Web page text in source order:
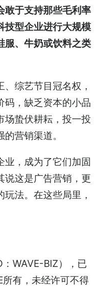
敢于支持那些毛利率
技型企业进行大规模
服、牛奶或饮料之类
综艺节目冠名权，
码，缺乏资本的小品
场蛰伏耕耘，投一投
营销渠道。
业，成为了它们加固
说这是广告营销，更
法。在这些局里，
WAVE-BIZ），已
有，未经许可不得